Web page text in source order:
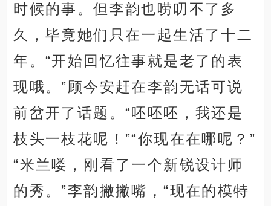
时候的事。但李韵也唠叨不了多
久，毕竟她们只在一起生活了十二
年。“开始回忆往事就是老了的表
现哦。”顾今安赶在李韵无话可说
前岔开了话题。“呸呸呸，我还是
枝头一枝花呢！”“你现在在哪呢？”
“米兰喽，刚看了一个新锐设计师
的秀。”李韵撇撇嘴，“现在的模特